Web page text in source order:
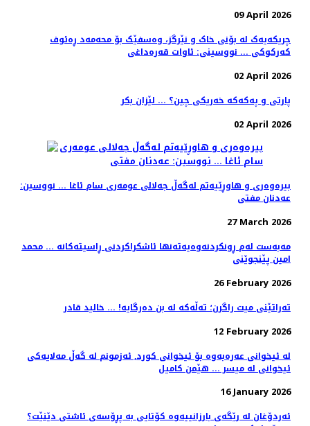
09 April 2026
چریکەیەک لە بۆنی خاک و نێرگز، وەسفێک بۆ محەمەد ڕەئوف
کەرکوکی ... نووسینی: ئاوات قەرەداغی
02 April 2026
پارتی و پەکەکە خەریکی چین؟ ... لێزان بکر
02 April 2026
بیره‌وه‌ری و هاوڕێیه‌تم لەگەڵ جه‌لالی عومەری سام ئاغا ... نووسین:
عه‌دنان مفتی
27 March 2026
مەبەست لەم ڕونکردنەوەیەتەنها ئاشکراکردنی ڕاسیتەکانە ... محمد
امین پێنجوێنی
26 February 2026
تەراتێنی میت راگرن؛ تەڵەکە لە بن دەرگایە! ... خالید قادر
12 February 2026
لە ئیخوانى عەرەبەوە بۆ ئیخوانى کورد, ئەزمونم لە گەڵ مەلایەکى
ئیخوانى لە میسر ... هێمن کامیل
16 January 2026
ئەردۆغان لە رێگەی بارزانییەوە کۆتایی بە پڕۆسەی ئاشتی دێنێت؟